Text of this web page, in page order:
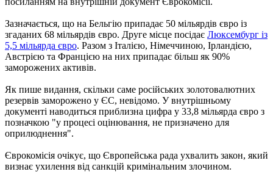
Зазначається, що на Бельгію припадає 50 мільярдів євро із
згаданих 68 мільярдів євро. Друге місце посідає Люксембург із
5,5 мільярда євро. Разом з Італією, Німеччиною, Ірландією,
Австрією та Францією на них припадає більш як 90%
заморожених активів.
Як пише видання, скільки саме російських золотовалютних
резервів заморожено у ЄС, невідомо. У внутрішньому
документі наводиться приблизна цифра у 33,8 мільярда євро з
позначкою "у процесі оцінювання, не призначено для
оприлюднення".
Єврокомісія очікує, що Європейська рада ухвалить закон, який
визнає ухилення від санкцій кримінальним злочином.